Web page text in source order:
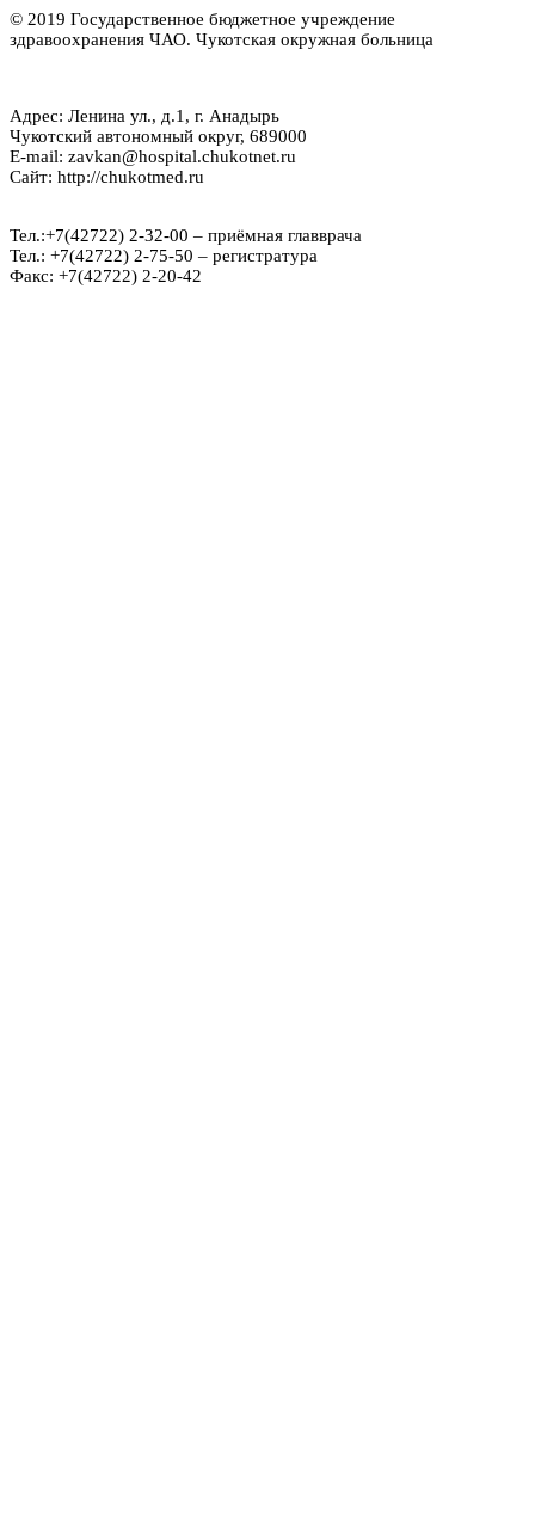
© 2019 Государственное бюджетное учреждение
здравоохранения ЧАО. Чукотская окружная больница
Адрес: Ленина ул., д.1, г. Анадырь
Чукотский автономный округ, 689000
E-mail: zavkan@hospital.chukotnet.ru
Сайт: http://chukotmed.ru
Тел.:+7(42722) 2-32-00 – приёмная главврача
Тел.: +7(42722) 2-75-50 – регистратура
Факс: +7(42722) 2-20-42